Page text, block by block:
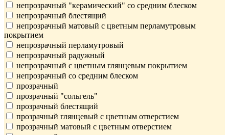
непрозрачный "керамический" со средним блеском
непрозрачный блестящий
непрозрачный матовый с цветным перламутровым
покрытием
непрозрачный перламутровый
непрозрачный радужный
непрозрачный с цветным глянцевым покрытием
непрозрачный со средним блеском
прозрачный
прозрачный "сольгель"
прозрачный блестящий
прозрачный глянцевый с цветным отверстием
прозрачный матовый с цветным отверстием